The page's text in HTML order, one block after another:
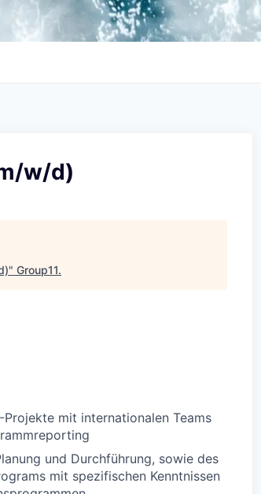
w/d)
" Group11.
mit internationalen Teams
und Durchführung, sowie des
mit spezifischen Kenntnissen